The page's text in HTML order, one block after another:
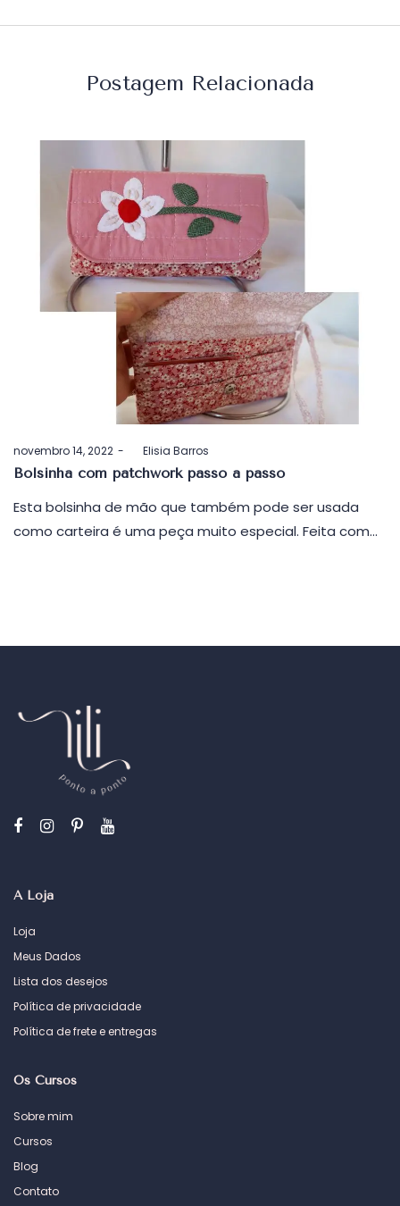
Postagem Relacionada
Postado
em
novembro 14, 2022 byElisia Barros
Bolsinha com patchwork passo a passo
Esta bolsinha de mão que também pode ser usada
como carteira é uma peça muito especial. Feita com…
A Loja
Loja
Meus Dados
Lista dos desejos
Política de privacidade
Política de frete e entregas
Os Cursos
Sobre mim
Cursos
Blog
Contato